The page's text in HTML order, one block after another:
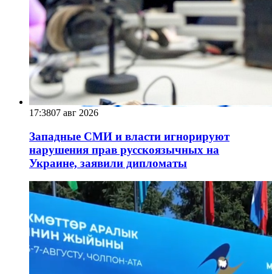
17:3807 авг 2026
Западные СМИ и власти игнорируют
нарушения прав русскоязычных на
Украине, заявили дипломаты